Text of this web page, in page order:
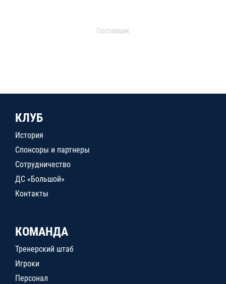
Поставщик
КЛУБ
История
Спонсоры и партнеры
Сотрудничество
ДС «Большой»
Контакты
КОМАНДА
Тренерский штаб
Игроки
Персонал